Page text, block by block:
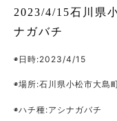
2023/4/15石川県
ナガバチ
◉日時:2023/4/15
◉場所:石川県小松市大島
◉ハチ種:アシナガバチ